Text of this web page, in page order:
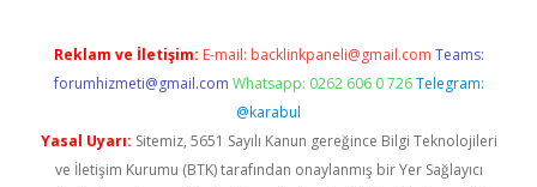
Reklam ve İletişim: E-mail: backlinkpaneli@gmail.com Teams:
forumhizmeti@gmail.com Whatsapp: 0262 606 0 726 Telegram:
@karabul
Yasal Uyarı: Sitemiz, 5651 Sayılı Kanun gereğince Bilgi Teknolojileri
ve İletişim Kurumu (BTK) tarafından onaylanmış bir Yer Sağlayıcı